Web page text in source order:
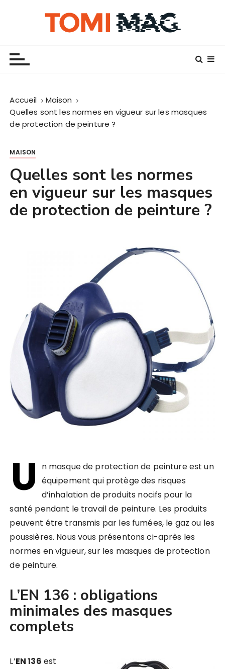
Accueil
Maison
Quelles sont les normes en vigueur sur les masques
de protection de peinture ?
MAISON
Quelles sont les normes
en vigueur sur les masques
de protection de peinture ?
U
n masque de protection de peinture est un
équipement qui protège des risques
d’inhalation de produits nocifs pour la
santé pendant le travail de peinture. Les produits
peuvent être transmis par les fumées, le gaz ou les
poussières. Nous vous présentons ci-après les
normes en vigueur, sur les masques de protection
de peinture.
L’EN 136 : obligations
minimales des masques
complets
L’EN 136 est